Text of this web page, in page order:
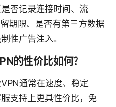
否记录连接时间、流
期限、是否有第三方数据
性广告注入。
的性价比如何？
通常在速度、稳定
支持上更具性价比，免